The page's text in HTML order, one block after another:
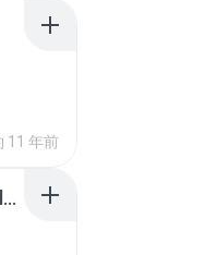
11 年前
Olvidame Y Pega La Vuelta ( Luis Y Giselle )